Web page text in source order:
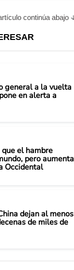
continúa abajo
general a la vuelta
en alerta a
el hambre
pero aumenta
Occidental
dejan al menos
de miles de